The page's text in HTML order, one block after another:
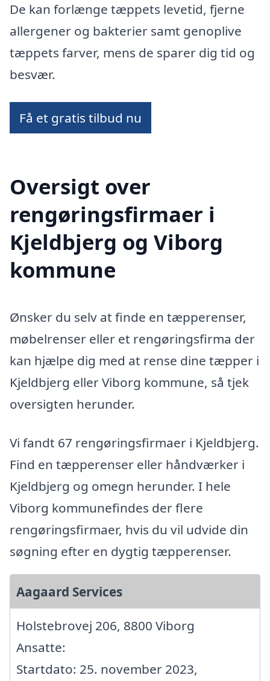
De kan forlænge tæppets levetid, fjerne
allergener og bakterier samt genoplive
tæppets farver, mens de sparer dig tid og
besvær.
Få et gratis tilbud nu
Oversigt over
rengøringsfirmaer i
Kjeldbjerg og Viborg
kommune
Ønsker du selv at finde en tæpperenser,
møbelrenser eller et rengøringsfirma der
kan hjælpe dig med at rense dine tæpper i
Kjeldbjerg eller Viborg kommune, så tjek
oversigten herunder.
Vi fandt 67 rengøringsfirmaer i Kjeldbjerg.
Find en tæpperenser eller håndværker i
Kjeldbjerg og omegn herunder. I hele
Viborg kommunefindes der flere
rengøringsfirmaer, hvis du vil udvide din
søgning efter en dygtig tæpperenser.
Aagaard Services
Holstebrovej 206, 8800 Viborg
Ansatte:
Startdato: 25. november 2023,